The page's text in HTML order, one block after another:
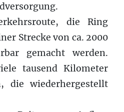
die Ring
Strecke von ca. 2000
gemacht werden.
tausend Kilometer
die wiederhergestellt